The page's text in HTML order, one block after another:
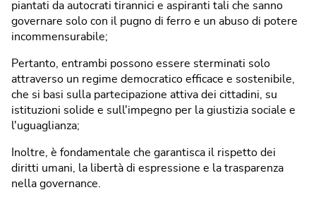
piantati da autocrati tirannici e aspiranti tali che sanno
governare solo con il pugno di ferro e un abuso di potere
incommensurabile;
Pertanto, entrambi possono essere sterminati solo
attraverso un regime democratico efficace e sostenibile,
che si basi sulla partecipazione attiva dei cittadini, su
istituzioni solide e sull'impegno per la giustizia sociale e
l'uguaglianza;
Inoltre, è fondamentale che garantisca il rispetto dei
diritti umani, la libertà di espressione e la trasparenza
nella governance.